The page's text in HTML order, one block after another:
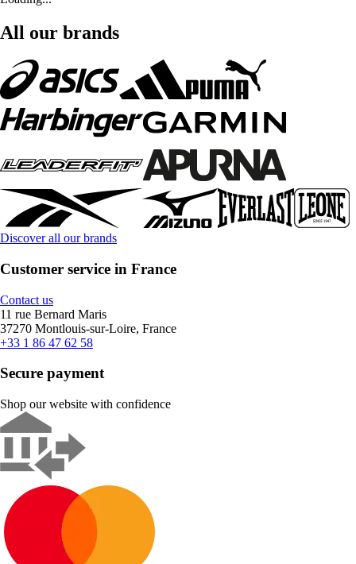
All our brands
Discover all our brands
Customer service in France
Contact us
11 rue Bernard Maris
37270 Montlouis-sur-Loire, France
+33 1 86 47 62 58
Secure payment
Shop our website with confidence